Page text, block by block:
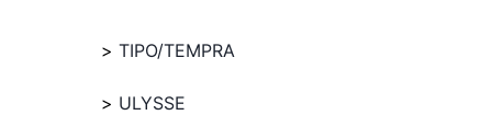
TIPO/TEMPRA
ULYSSE